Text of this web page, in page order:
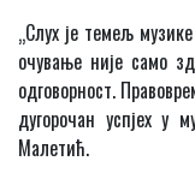
„Слух је темељ
очување није само
одговорност.
дугорочан успјех у
Малетић.